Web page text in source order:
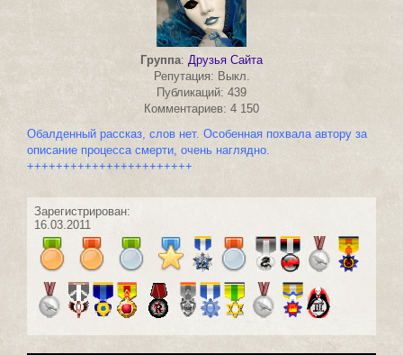
Группа: Друзья Сайта
Репутация: Выкл.
Публикаций: 439
Комментариев: 4 150
Обалденный рассказ, слов нет. Особенная похвала автору за
описание процесса смерти, очень наглядно.
+++++++++++++++++++++++
Зарегистрирован:
16.03.2011